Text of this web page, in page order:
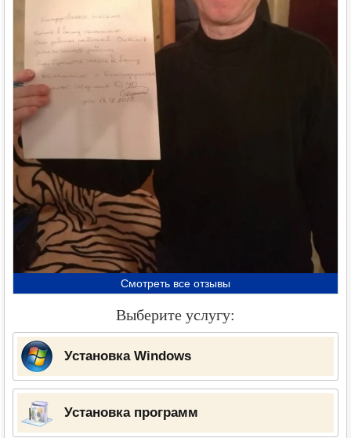
Смотреть все отзывы
Выберите услугу:
Установка Windows
Установка программ